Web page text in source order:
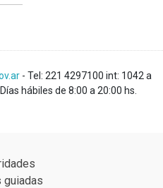
- Tel: 221 4297100 int: 1042 a
hábiles de 8:00 a 20:00 hs.
guiadas